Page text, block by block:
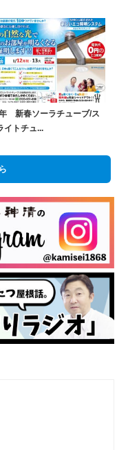
新春ソーラチューブ/ス
イトチュ...